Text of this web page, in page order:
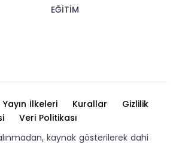
EĞİTİM
Yayın İlkeleri Kurallar
Gizlilik
Veri Politikası
kaynak gösterilerek dahi